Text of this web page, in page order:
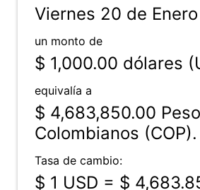
Viernes 20 de
un monto de
$ 1,000.00 dólares
equivalía a
$ 4,683,850.00
Colombianos (COP).
Tasa de cambio:
$ 1 USD = $